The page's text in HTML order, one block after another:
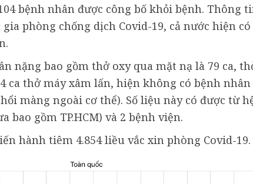
bệnh nhân được công bố khỏi bệnh. Thông
phòng chống dịch Covid-19, cả nước hiện có
nặng bao gồm thở oxy qua mặt nạ là 79 ca,
ca thở máy xâm lấn, hiện không có bệnh
màng ngoài cơ thể). Số liệu này có được từ
bao gồm TP.HCM) và 2 bệnh viện.
hành tiêm 4.854 liều vắc xin phòng Covid-19.